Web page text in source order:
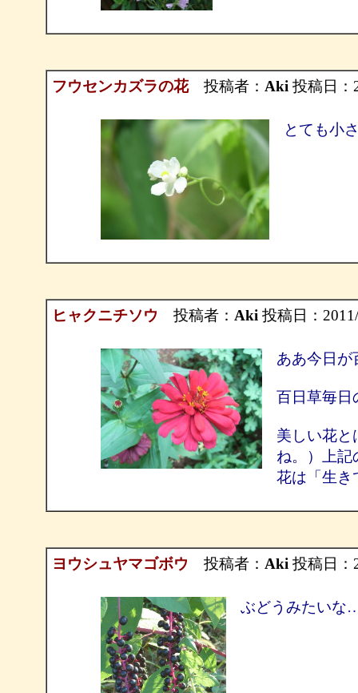
フウセンカズラの花投稿者： Aki 投稿日：
とても小
ヒャクニチソウ 投稿者： Aki 投稿日：
ああ今日
百日草
美しい花と
ね。）上記
花は「生き
ヨウシュヤマゴボウ 投稿者： Aki 投稿日：
ぶどうみたいな